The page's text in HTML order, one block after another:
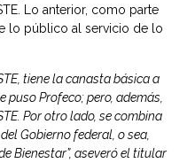
Lo anterior, como parte
lo público al servicio de lo
tiene la canasta básica a
puso Profeco; pero, además,
Por otro lado, se combina
Gobierno federal, o sea,
Bienestar”, aseveró el titular